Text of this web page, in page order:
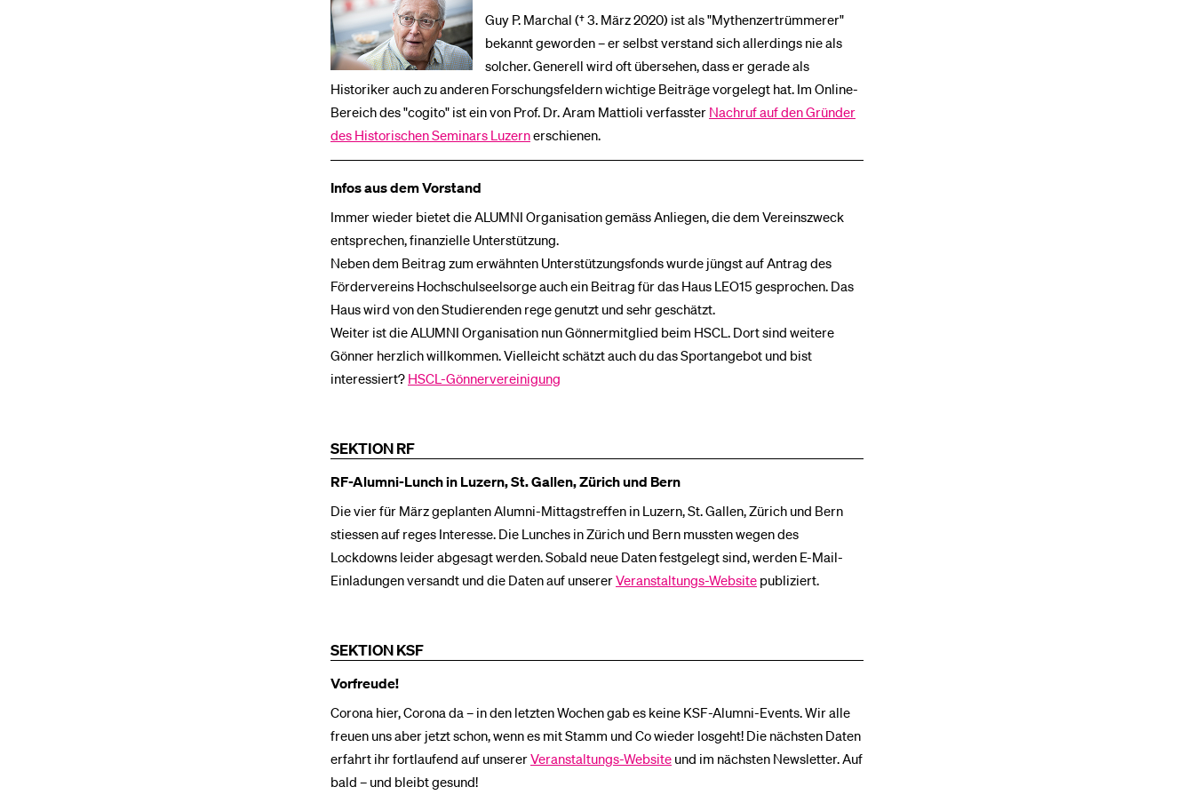
Guy P. Marchal († 3. März 2020) ist als "Mythenzertrümmerer"
bekannt geworden – er selbst verstand sich allerdings nie als
solcher. Generell wird oft übersehen, dass er gerade als
Historiker auch zu anderen Forschungsfeldern wichtige Beiträge vorgelegt hat. Im Online-
Bereich des "cogito" ist ein von Prof. Dr. Aram Mattioli verfasster Nachruf auf den Gründer
des Historischen Seminars Luzernerschienen.
Infos aus dem Vorstand
Immer wieder bietet die ALUMNI Organisation gemäss Anliegen, die dem Vereinszweck
entsprechen, finanzielle Unterstützung.
Neben dem Beitrag zum erwähnten Unterstützungsfonds wurde jüngst auf Antrag des
Fördervereins Hochschulseelsorge auch ein Beitrag für das Haus LEO15 gesprochen. Das
Haus wird von den Studierenden rege genutzt und sehr geschätzt.
Weiter ist die ALUMNI Organisation nun Gönnermitglied beim HSCL. Dort sind weitere
Gönner herzlich willkommen. Vielleicht schätzt auch du das Sportangebot und bist
interessiert? HSCL-Gönnervereinigung
SEKTION RF
RF-Alumni-Lunch in Luzern, St. Gallen, Zürich und Bern
Die vier für März geplanten Alumni-Mittagstreffen in Luzern, St. Gallen, Zürich und Bern
stiessen auf reges Interesse. Die Lunches in Zürich und Bern mussten wegen des
Lockdowns leider abgesagt werden. Sobald neue Daten festgelegt sind, werden E-Mail-
Einladungen versandt und die Daten auf unsererVeranstaltungs-Website publiziert.
SEKTION KSF
Vorfreude!
Corona hier, Corona da – in den letzten Wochen gab es keine KSF-Alumni-Events. Wir alle
freuen uns aber jetzt schon, wenn es mit Stamm und Co wieder losgeht! Die nächsten Daten
erfahrt ihr fortlaufend auf unsererVeranstaltungs-Website und im nächsten Newsletter. Auf
bald – und bleibt gesund!